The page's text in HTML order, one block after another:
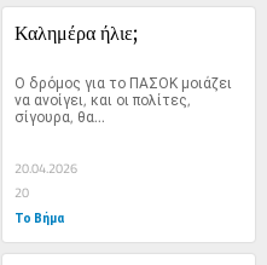
Καλημέρα ήλιε;
Ο δρόμος για το ΠΑΣΟΚ μοιάζει
να ανοίγει, και οι πολίτες,
σίγουρα, θα...
20.04.2026
20
Το Βήμα